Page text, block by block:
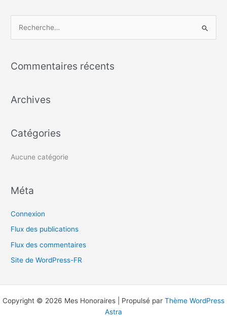
h
r
e
r
Commentaires récents
Archives
Catégories
Aucune catégorie
Méta
Connexion
Flux des publications
Flux des commentaires
Site de WordPress-FR
Copyright © 2026 Mes Honoraires | Propulsé par Thème WordPress
Astra